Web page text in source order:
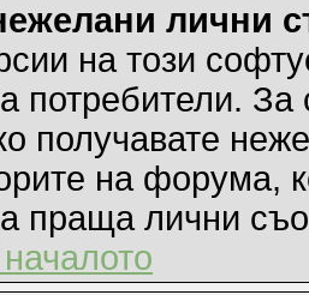
лични
на този
потребители.
получавате
на форума,
праща лични